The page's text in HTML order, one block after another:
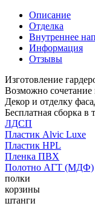
Описание
Отделка
Внутреннее
Информация
Отзывы
Изготовление
Возможно сочетание
Декор и отделку
Бесплатная сборка в
ЛДСП
Пластик Alvic Luxe
Пластик HPL
Пленка ПВХ
Полотно АГТ (МДФ)
полки
корзины
штанги